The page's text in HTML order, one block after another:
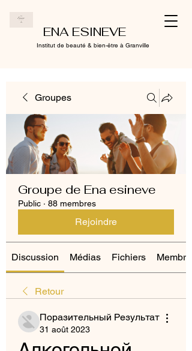
ENA ESINEVE
Institut de beauté & bien-être à Granville
Groupes
Groupe de Ena esineve
Public · 88 membres
Rejoindre
Discussion Médias Fichiers Membres
Retour
Поразительный Результат
31 août 2023